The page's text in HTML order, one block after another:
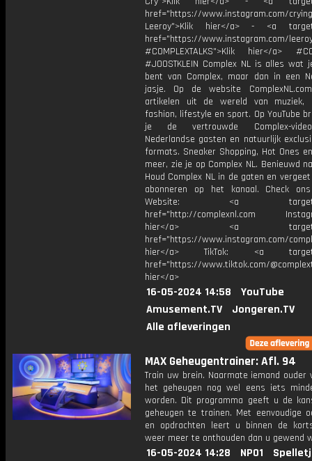
href="https://www.instagram.com/
Leeroy">Klik hier</a> - <a
href="https://www.instagram.com/
#COMPLEXTALKS">Klik hier</a>
#JOOSTKLEIN Complex NL is alles wat
bent van Complex, maar dan in een
jasje. Op de website
artikelen uit de wereld van muziek,
fashion, lifestyle en sport. Op YouTube
je de vertrouwde Complex-
Nederlandse gasten en natuurlijk
formats. Sneaker Shopping, Hot Ones
meer, zie je op Complex NL. Benieuwd
Houd Complex NL in de gaten en
abonneren op het kanaal. Check
Website: <a
href="http://complexnl.com
hier</a> <a
href="https://www.instagram.com/
hier</a> TikTok: <a
href="https://www.tiktok.com/
hier</a>
16-05-2024 14:58
YouTube
Amusement.TV
Jongeren.TV
Alle afleveringen
MAX Geheugentrainer: Afl. 94
Train uw brein. Naarmate iemand ouder
het geheugen nog wel eens iets
worden. Dit programma geeft u de
geheugen te trainen. Met eenvoudige
en opdrachten leert u binnen de
weer meer te onthouden dan u gewend
16-05-2024 14:28 NPO1